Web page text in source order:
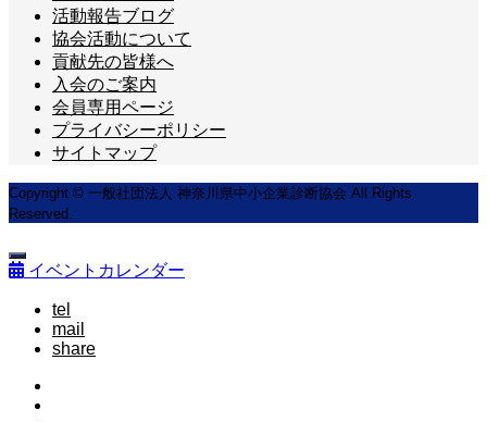
活動報告ブログ
協会活動について
貢献先の皆様へ
入会のご案内
会員専用ページ
プライバシーポリシー
サイトマップ
Copyright © 一般社団法人 神奈川県中小企業診断協会 All Rights
Reserved.
イベントカレンダー
tel
mail
share